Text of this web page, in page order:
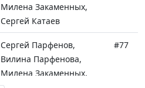
Милена Закаменных,
Сергей Катаев
Сергей Парфенов,
Вилина Парфенова,
Милена Закаменных,
#77